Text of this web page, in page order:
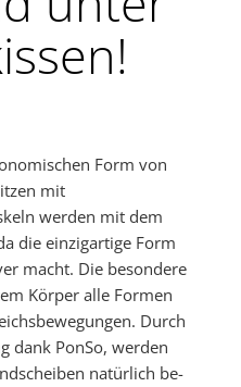
Form von
mit
werden mit dem
die einzigartige Form
macht. Die besondere
Körper alle Formen
Durch
dank PonSo, werden
natürlich be-